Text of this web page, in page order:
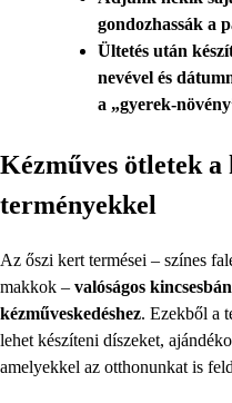
gondozhassák a
Ültetés után
nevével és
a „gyerek-
Kézműves ötletek
terményekkel
Az őszi kert termései – színes
makkok – valóságos
kézműveskedéshez. Ezekből a
lehet készíteni díszeket,
amelyekkel az otthonunkat is